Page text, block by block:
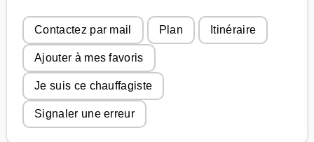
Contactez par mail Plan Itinéraire
Ajouter à mes favoris
Je suis ce chauffagiste
Signaler une erreur